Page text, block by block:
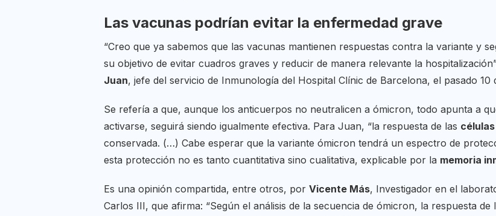
Las vacunas podrían evitar la enfermedad grave
“Creo que ya sabemos que las vacunas mantienen respuestas contra la variante y
su objetivo de evitar cuadros graves y reducir de manera relevante la
Juan, jefe del servicio de Inmunología del Hospital Clínic de Barcelona, el pasado 10
Se refería a que, aunque los anticuerpos no neutralicen a ómicron, todo apunta a
activarse, seguirá siendo igualmente efectiva. Para Juan, “la respuesta de las
conservada. (…) Cabe esperar que la variante ómicron tendrá un espectro de
esta protección no es tanto cuantitativa sino cualitativa, explicable por la memoria
Es una opinión compartida, entre otros, por Vicente Más, Investigador en el
Carlos III, que afirma: “Según el análisis de la secuencia de ómicron, la respuesta